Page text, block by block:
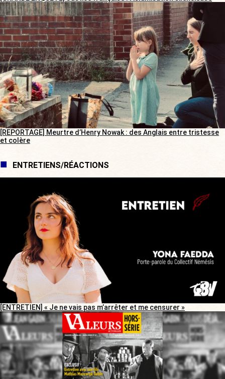
[REPORTAGE] Meurtre d’Henry Nowak : des Anglais entre tristesse
et colère
ENTRETIENS/RÉACTIONS
[ENTRETIEN] « Je ne vais pas m’arrêter et me censurer »